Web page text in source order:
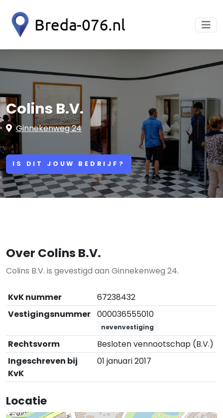
Colins B.V.
Ginnekenweg 24
IS DIT JOUW BEDRIJF?
Over Colins B.V.
Colins B.V. is gevestigd aan Ginnekenweg 24.
KvK nummer
67238432
Vestigingsnummer 000036555010
nevenvestiging
Rechtsvorm
Besloten vennootschap (B.V.)
Ingeschreven bij
KvK
01 januari 2017
Locatie